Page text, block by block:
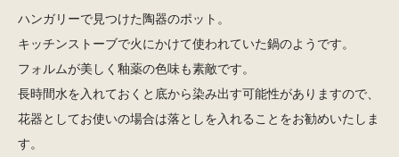
ハンガリーで見つけた陶器のポット。
キッチンストーブで火にかけて使われていた鍋のようです。
フォルムが美しく釉薬の色味も素敵です。
長時間水を入れておくと底から染み出す可能性がありますので、
花器としてお使いの場合は落としを入れることをお勧めいたしま
す。